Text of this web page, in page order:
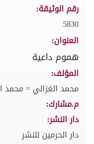
رقم الوثيقة:
5830
العنوان:
هموم داعية
المؤلف:
محمد الغزالي = محمد
م.مشارك:
دار النشر:
دار الحرمين للنشر